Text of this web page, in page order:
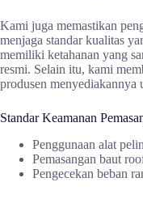
Kami juga memastikan
menjaga standar kualitas
memiliki ketahanan yang
resmi. Selain itu, kami
produsen menyediakannya
Standar Keamanan
Penggunaan alat
Pemasangan baut
Pengecekan beban